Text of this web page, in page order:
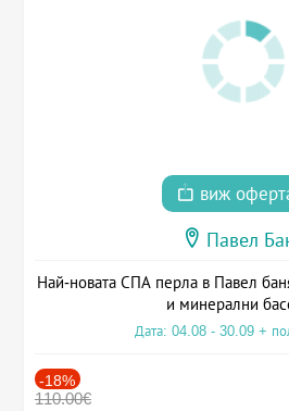
виж
Павел
Най-новата СПА перла в Павел
и минерални
Дата: 04.08 - 30.09 +
-18%
110.00€